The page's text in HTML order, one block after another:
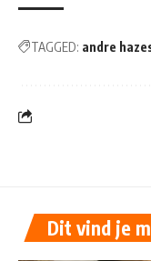
TAGGED: andre
Dit vind je